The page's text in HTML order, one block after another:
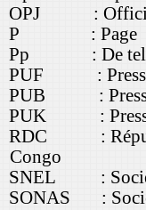
OPJ : Officier
P : Page
Pp : De telle
PUF : Presse
PUB : Presse
PUK : Presse
RDC :
Congo
SNEL :
SONAS :